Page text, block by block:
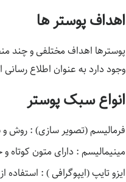
اهداف پوستر ها
پوسترها اهداف مختلفی و چند
وجود دارد به عنوان اطلاع
انواع سبک پوستر
فرمالیسم (تصویر سازی) : روش
مینیمالیسم : دارای متون کوتاه
ایزو تایپ (ایپوگرافی ) :